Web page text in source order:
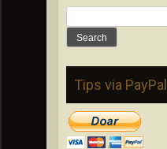
for:
Tips via PayPal